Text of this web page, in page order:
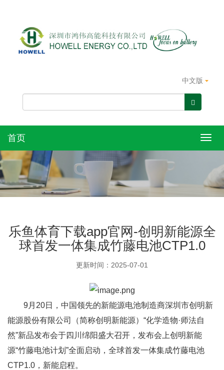
中文版
首页
乐鱼体育下载app官网-创明新能源全
球首发一体集成竹藤电池CTP1.0
更新时间：2025-07-01
9月20日，中国领先的新能源电池制造商深圳市创明新
能源股份有限公司（简称创明新能源）“化学造物·师法自
然”新品发布会于四川绵阳盛大召开，发布会上创明新能
源“竹藤电池计划”全面启动，全球首发一体集成竹藤电池
CTP1.0，新能启程。